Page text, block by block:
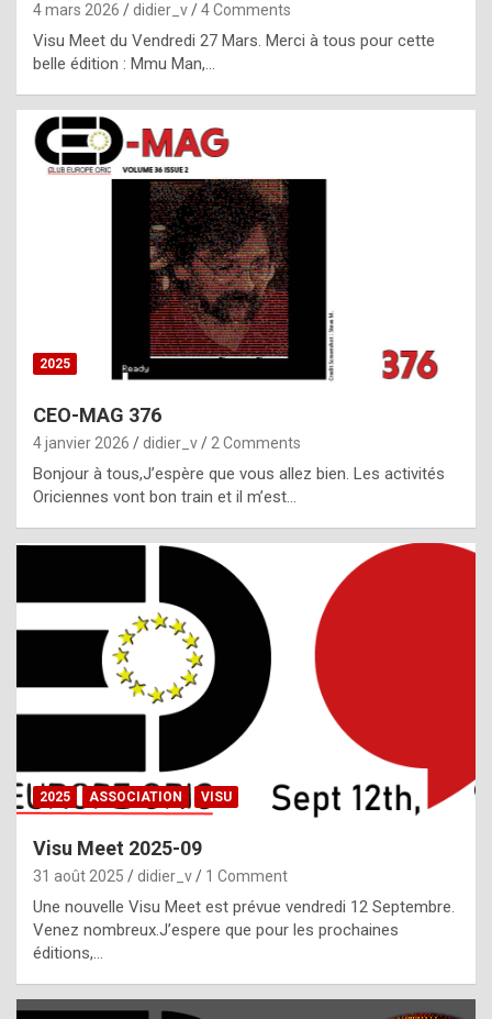
p
l
c
h
i
s
t
o
r
p
e
c
i
l
,
g
h
t
f
4 mars 2026 didier_v 4 Comments
Visu Meet du Vendredi 27 Mars. Merci à tous pour cette
belle édition : Mmu Man,…
2025
CEO-MAG 376
4 janvier 2026 didier_v 2 Comments
Bonjour à tous,J’espère que vous allez bien. Les activités
Oriciennes vont bon train et il m’est…
2025 ASSOCIATION VISU
Visu Meet 2025-09
31 août 2025 didier_v 1 Comment
Une nouvelle Visu Meet est prévue vendredi 12 Septembre.
Venez nombreux.J’espere que pour les prochaines
éditions,…